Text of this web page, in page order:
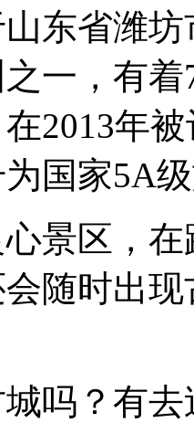
东省潍
一，有
2013年
国家5A
景区，
随时出
吗？有